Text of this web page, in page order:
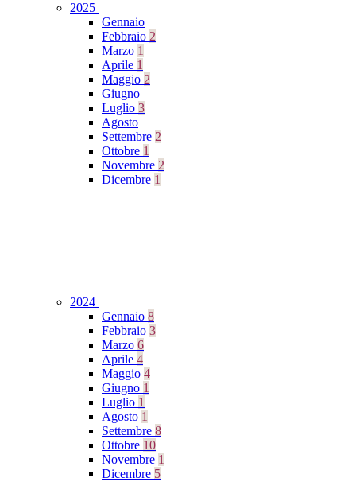
2025
Gennaio
Febbraio 2
Marzo 1
Aprile 1
Maggio 2
Giugno
Luglio 3
Agosto
Settembre 2
Ottobre 1
Novembre 2
Dicembre 1
2024
Gennaio 8
Febbraio 3
Marzo 6
Aprile 4
Maggio 4
Giugno 1
Luglio 1
Agosto 1
Settembre 8
Ottobre 10
Novembre 1
Dicembre 5